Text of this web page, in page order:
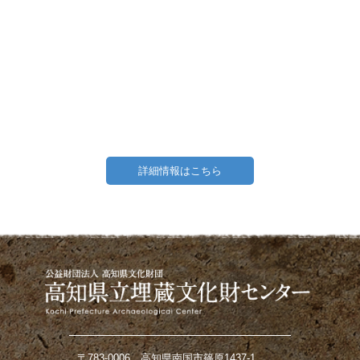
詳細情報はこちら